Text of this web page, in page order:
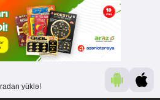
yüklə!